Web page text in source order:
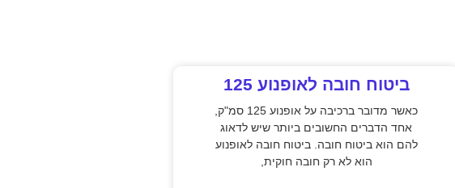
ביטוח חובה לאופנוע 125
כאשר מדובר ברכיבה על אופנוע 125 סמ"ק,
אחד הדברים החשובים ביותר שיש לדאוג
להם הוא ביטוח חובה. ביטוח חובה לאופנוע
הוא לא רק חובה חוקית,